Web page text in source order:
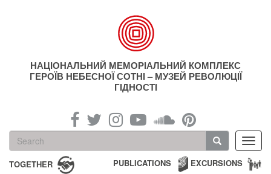
НАЦІОНАЛЬНИЙ МЕМОРІАЛЬНИЙ КОМПЛЕКС
ГЕРОЇВ НЕБЕСНОЇ СОТНІ – МУЗЕЙ РЕВОЛЮЦІЇ
ГІДНОСТІ
Search
form
Search
TOGETHER EXCURSIONS
PUBLICATIONS